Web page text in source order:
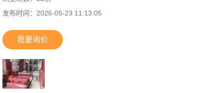
发布时间： 2026-05-23 11:13:05
我要询价